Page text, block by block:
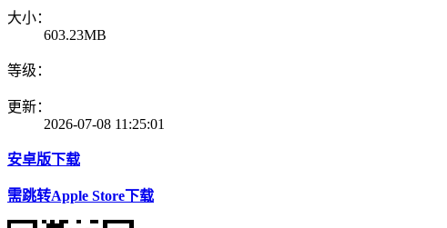
大小：
603.23MB
等级：
更新：
2026-07-08 11:25:01
安卓版下载
需跳转Apple Store下载